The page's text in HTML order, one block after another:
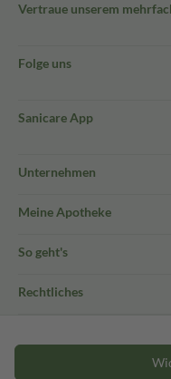
Vertraue unserem
Folge uns
Sanicare App
Unternehmen
Meine Apotheke
So geht's
Rechtliches